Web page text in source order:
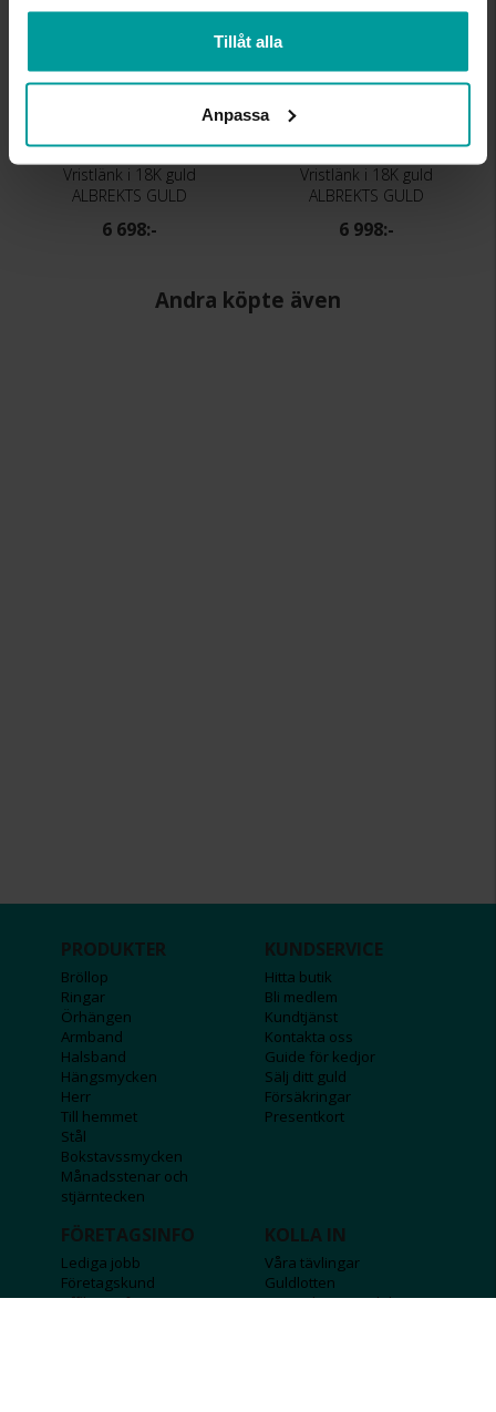
Tillåt alla
Anpassa
Vristlänk i 18K guld
ALBREKTS GULD
6 698:-
Vristlänk i 18K guld
ALBREKTS GULD
6 998:-
Andra köpte även
PRODUKTER
Bröllop
Ringar
Örhängen
Armband
Halsband
Hängsmycken
Herr
Till hemmet
Stål
Bokstavssmycken
Månadsstenar och
stjärntecken
KUNDSERVICE
Hitta butik
Bli medlem
Kundtjänst
Kontakta oss
Guide för kedjor
Sälj ditt guld
Försäkringar
Presentkort
FÖRETAGSINFO
Lediga jobb
Företagskund
Affiliateinformation
KOLLA IN
Våra tävlingar
Guldlotten
Graverbara produkter